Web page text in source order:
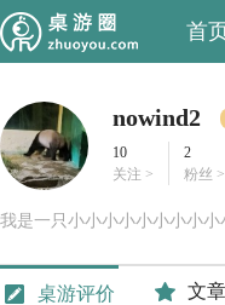
首
nowind2
10
关注 >
2
粉丝 >
我是一只小小小小小小小小小
桌游评价 文